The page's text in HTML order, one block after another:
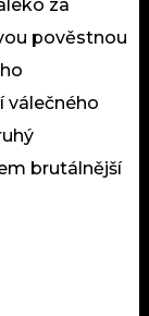
za
pověstnou
válečného
brutálnější